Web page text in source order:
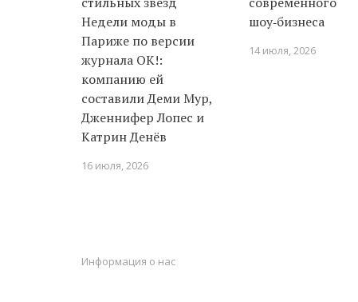
Недели моды в
Париже по версии
журнала ОК!:
компанию ей
составили Деми Мур,
Дженнифер Лопес и
Катрин Денёв
16 июля, 2026
шоу‑бизнеса
14 июля, 2026
Информация о нас